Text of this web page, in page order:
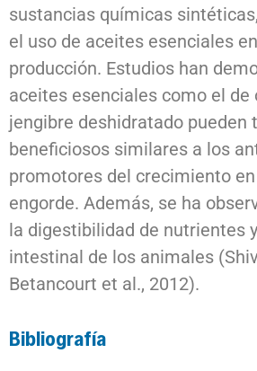
sustancias químicas
el uso de aceites esenciales
producción. Estudios han
aceites esenciales como el de
jengibre deshidratado pueden
beneficiosos similares a los
promotores del crecimiento
engorde. Además, se ha
la digestibilidad de nutrientes
intestinal de los animales
Betancourt et al., 2012).
Bibliografía